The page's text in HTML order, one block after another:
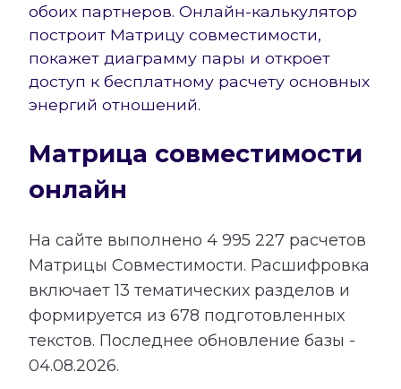
обоих партнеров. Онлайн-калькулятор
построит Матрицу совместимости,
покажет диаграмму пары и откроет
доступ к бесплатному расчету основных
энергий отношений.
Матрица совместимости
онлайн
На сайте выполнено 4 995 227 расчетов
Матрицы Совместимости. Расшифровка
включает13 тематических разделов и
формируется из 678 подготовленных
текстов. Последнее обновление базы -
04.08.2026.